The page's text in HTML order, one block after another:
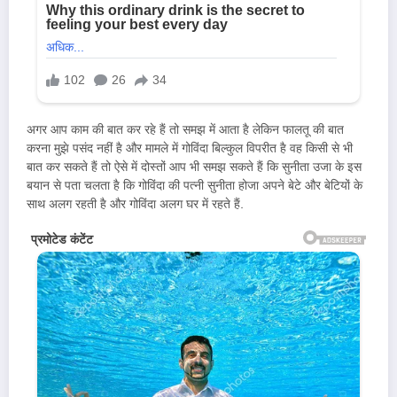
अगर आप काम की बात कर रहे हैं तो समझ में आता है लेकिन फालतू की बात
करना मुझे पसंद नहीं है और मामले में गोविंदा बिल्कुल विपरीत है वह किसी से भी
बात कर सकते हैं तो ऐसे में दोस्तों आप भी समझ सकते हैं कि सुनीता उजा के इस
बयान से पता चलता है कि गोविंदा की पत्नी सुनीता होजा अपने बेटे और बेटियों के
साथ अलग रहती है और गोविंदा अलग घर में रहते हैं.